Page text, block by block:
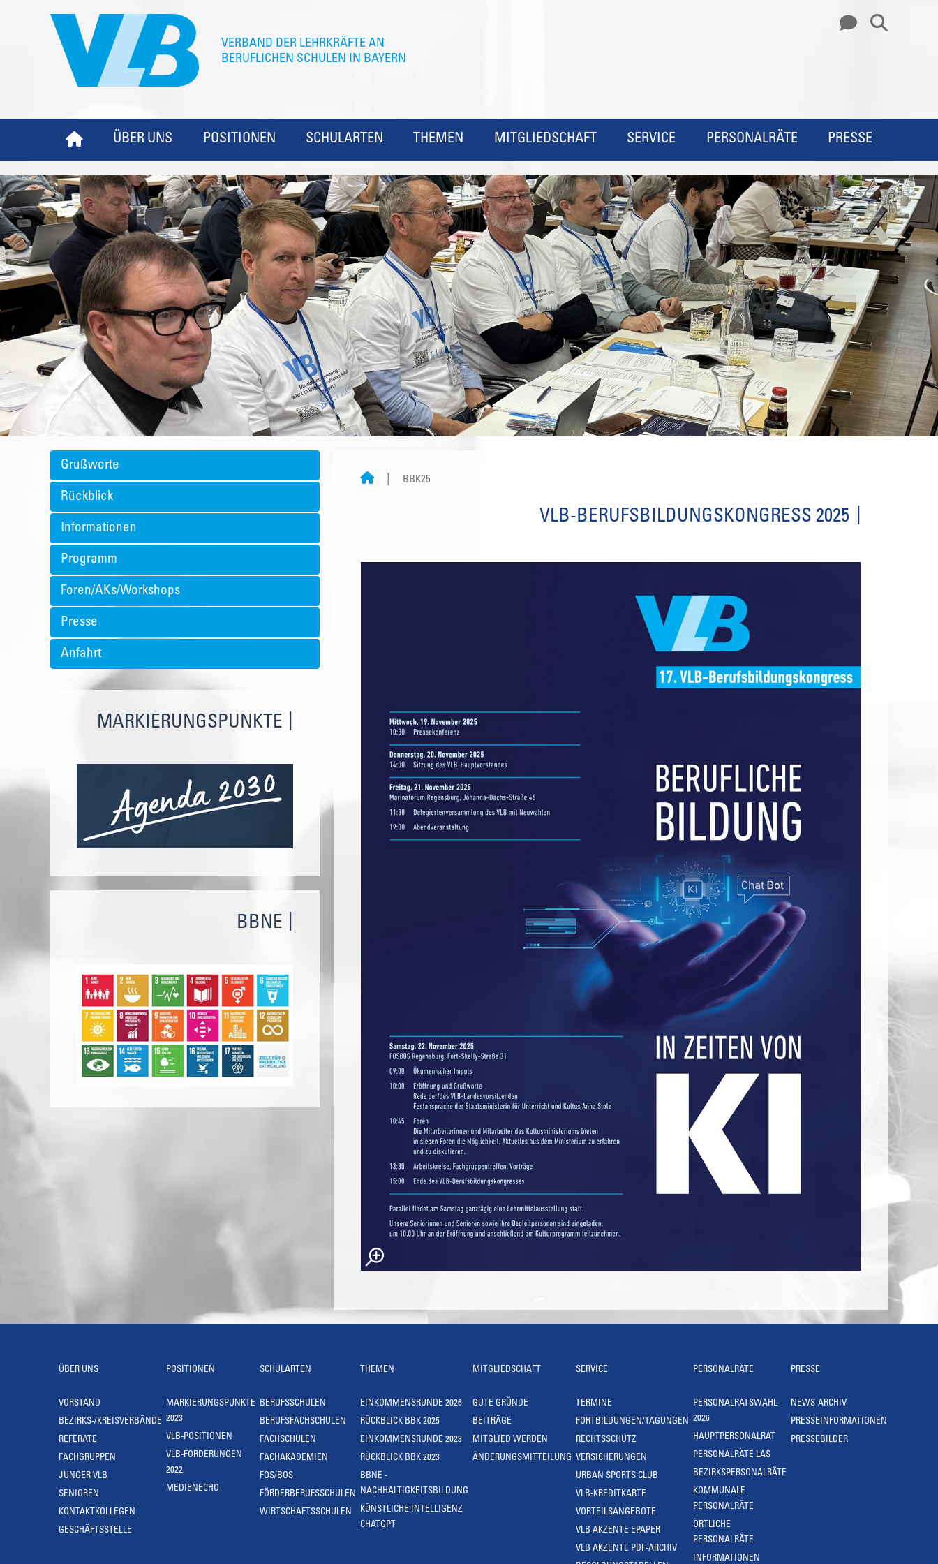
ÜBER UNS POSITIONEN SCHULARTEN THEMEN MITGLIEDSCHAFT SERVICE PERSONALRÄTE PRESSE
Grußworte
Rückblick
Informationen
Programm
Foren/AKs/Workshops
Presse
Anfahrt
MARKIERUNGSPUNKTE
BBNE
BBK25
VLB-BERUFSBILDUNGSKONGRESS 2025
ÜBER UNS
VORSTAND
BEZIRKS-/KREISVERBÄNDE
REFERATE
FACHGRUPPEN
JUNGER VLB
SENIOREN
KONTAKTKOLLEGEN
GESCHÄFTSSTELLE
POSITIONEN
MARKIERUNGSPUNKTE
2023
VLB-POSITIONEN
VLB-FORDERUNGEN
2022
MEDIENECHO
SCHULARTEN
BERUFSSCHULEN
BERUFSFACHSCHULEN
FACHSCHULEN
FACHAKADEMIEN
FOS/BOS
FÖRDERBERUFSSCHULEN
WIRTSCHAFTSSCHULEN
THEMEN
EINKOMMENSRUNDE 2026
RÜCKBLICK BBK 2025
EINKOMMENSRUNDE 2023
RÜCKBLICK BBK 2023
BBNE -
NACHHALTIGKEITSBILDUNG
KÜNSTLICHE INTELLIGENZ
CHATGPT
MITGLIEDSCHAFT
GUTE GRÜNDE
BEITRÄGE
MITGLIED WERDEN
ÄNDERUNGSMITTEILUNG
SERVICE
TERMINE
FORTBILDUNGEN/TAGUNGEN
RECHTSSCHUTZ
VERSICHERUNGEN
URBAN SPORTS CLUB
VLB-KREDITKARTE
VORTEILSANGEBOTE
VLB AKZENTE EPAPER
VLB AKZENTE PDF-ARCHIV
PERSONALRÄTE
PERSONALRATSWAHL
2026
HAUPTPERSONALRAT
PERSONALRÄTE LAS
BEZIRKSPERSONALRÄTE
KOMMUNALE
PERSONALRÄTE
ÖRTLICHE
PERSONALRÄTE
INFORMATIONEN
PRESSE
NEWS-ARCHIV
PRESSEINFORMATIONEN
PRESSEBILDER